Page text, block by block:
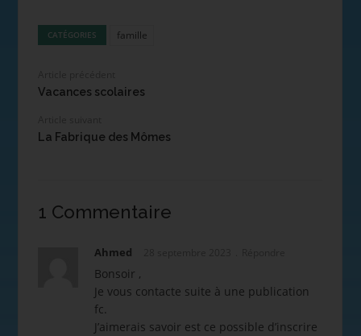
CATÉGORIES famille
Vacances scolaires
La Fabrique des Mômes
1 Commentaire
Ahmed
Bonsoir ,
Je vous contacte suite à une publication
fc.
J’aimerais savoir est ce possible d’inscrire